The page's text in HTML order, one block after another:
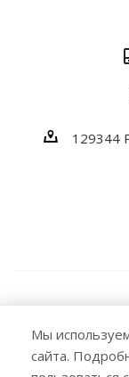
129344
Все права
копирование
Мы
сайта.